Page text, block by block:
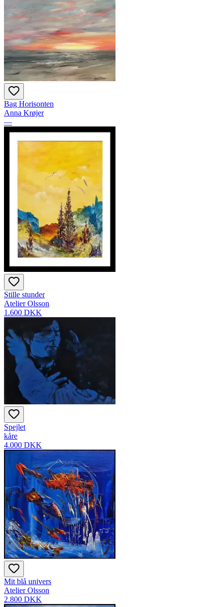
Bag Horisonten
Anna Krøjer
—
Stille stunder
Atelier Olsson
1.600 DKK
Spejlet
kåre
4.000 DKK
Mit blå univers
Atelier Olsson
2.800 DKK